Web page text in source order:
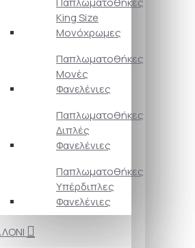
King Size
Μονόχρωμες
Παπλωματοθήκες
Μονές
Φανελένιες
Παπλωματοθήκες
Διπλές
Φανελένιες
Παπλωματοθήκες
Υπέρδιπλες
Φανελένιες